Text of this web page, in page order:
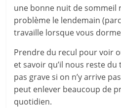
une bonne nuit de sommeil
problème le lendemain
travaille lorsque vous
Prendre du recul pour voir
et savoir qu’il nous reste du
pas grave si on n’y arrive
peut enlever beaucoup de
quotidien.